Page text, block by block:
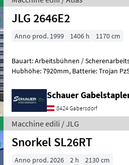
JLG 2646E2
Anno prod. 1999 1406 h 1170 cm
Bauart: Arbeitsbühnen / Scherenarbeitsbühne,
Hubhöhe: 7920mm, Batterie: Trojan PzS 6V 225Ah Zustand: 60 - 80%,
Schauer
8424 Gabersdorf
Macchine edili / JLG
Snorkel SL26RT
Anno prod. 2026 2 h 2130 cm